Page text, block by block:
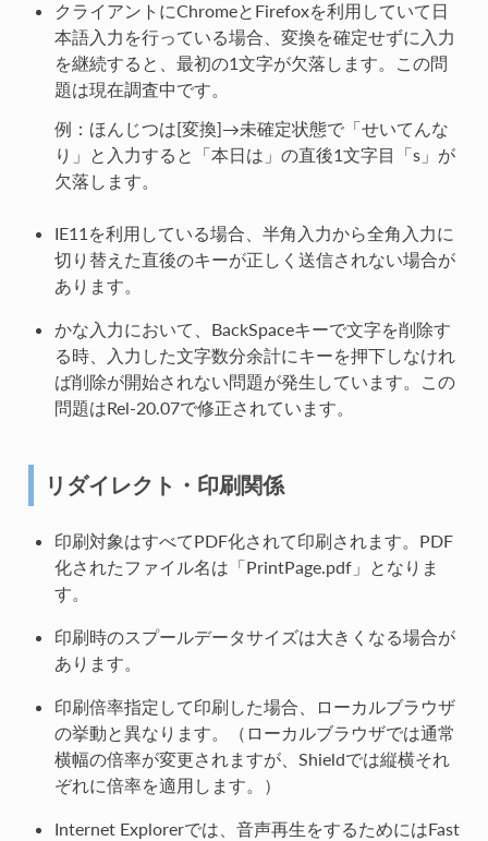
クライアントにChromeとFirefoxを利用していて日
本語入力を行っている場合、変換を確定せずに入力
を継続すると、最初の1文字が欠落します。この問
題は現在調査中です。
例：ほんじつは[変換]→未確定状態で「せいてんな
り」と入力すると「本日は」の直後1文字目「s」が
欠落します。
IE11を利用している場合、半角入力から全角入力に
切り替えた直後のキーが正しく送信されない場合が
あります。
かな入力において、BackSpaceキーで文字を削除す
る時、入力した文字数分余計にキーを押下しなけれ
ば削除が開始されない問題が発生しています。この
問題はRel-20.07で修正されています。
リダイレクト・印刷関係
印刷対象はすべてPDF化されて印刷されます。PDF
化されたファイル名は「PrintPage.pdf」となりま
す。
印刷時のスプールデータサイズは大きくなる場合が
あります。
印刷倍率指定して印刷した場合、ローカルブラウザ
の挙動と異なります。（ローカルブラウザでは通常
横幅の倍率が変更されますが、Shieldでは縦横それ
ぞれに倍率を適用します。）
Internet Explorerでは、音声再生をするためにはFast